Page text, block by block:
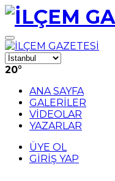
20°
ANA SAYFA
GALERİLER
VİDEOLAR
YAZARLAR
ÜYE OL
GİRİŞ YAP